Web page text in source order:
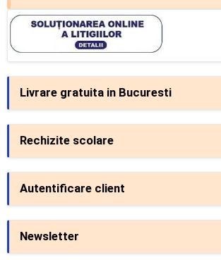
Livrare gratuita in Bucuresti
Rechizite scolare
Autentificare client
Newsletter